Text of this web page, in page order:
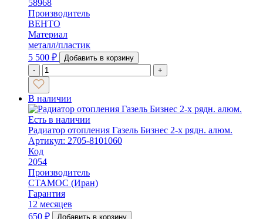
58968
Производитель
ВЕНТО
Материал
металл/пластик
5 500 ₽
Добавить в корзину
-
+
В наличии
Есть в наличии
Радиатор отопления Газель Бизнес 2-х рядн. алюм.
Артикул: 2705-8101060
Код
2054
Производитель
СТАМОС (Иран)
Гарантия
12 месяцев
650 ₽
Добавить в корзину